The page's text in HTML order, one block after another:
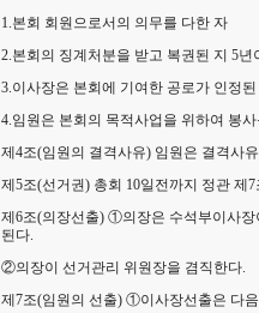
1.본회 회원으로서의 의무를 다한 자
2.본회의 징계처분을 받고 복권된 지 5년
3.이사장은 본회에 기여한 공로가 인정
4.임원은 본회의 목적사업을 위하여 봉
제4조(임원의 결격사유) 임원은 결격사
제5조(선거권) 총회 10일전까지 정관 제
제6조(의장선출) ①의장은 수석부이사장
된다.
②의장이 선거관리 위원장을 겸직한다.
제7조(임원의 선출) ①이사장선출은 다